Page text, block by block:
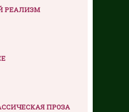
РЕАЛИЗМ
ПРОЗА